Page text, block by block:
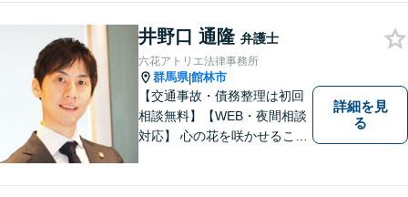
井野口 通隆 弁護士
六花アトリエ法律事務所
群馬県|館林市
【交通事故・債務整理は初回
相談無料】【WEB・夜間相談
対応】 心の花を咲かせること
詳細を見
る